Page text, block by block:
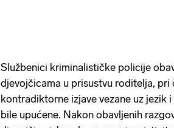
Službenici kriminalističke policije
djevojčicama u prisustvu roditelja, pri
kontradiktorne izjave vezane uz jezik
bile upućene. Nakon obavljenih